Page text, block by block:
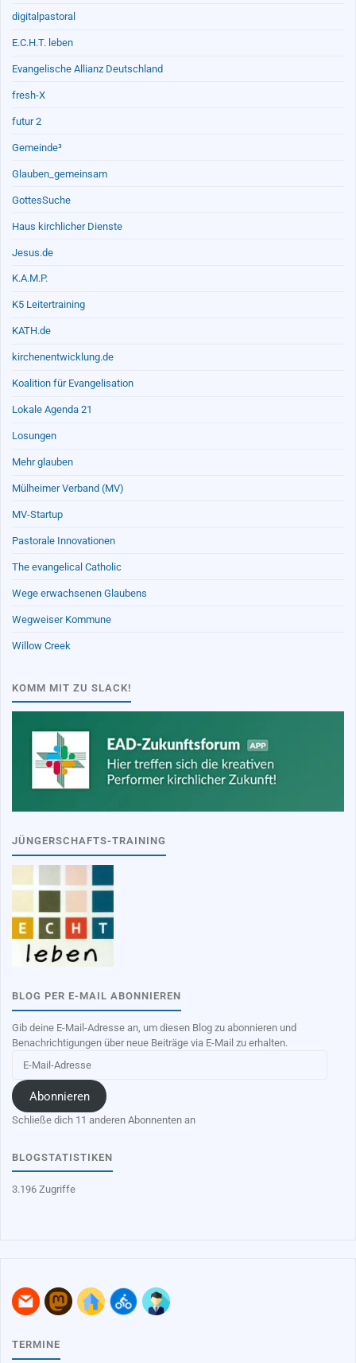
digitalpastoral
E.C.H.T. leben
Evangelische Allianz Deutschland
fresh-X
futur 2
Gemeinde³
Glauben_gemeinsam
GottesSuche
Haus kirchlicher Dienste
Jesus.de
K.A.M.P.
K5 Leitertraining
KATH.de
kirchenentwicklung.de
Koalition für Evangelisation
Lokale Agenda 21
Losungen
Mehr glauben
Mülheimer Verband (MV)
MV-Startup
Pastorale Innovationen
The evangelical Catholic
Wege erwachsenen Glaubens
Wegweiser Kommune
Willow Creek
KOMM MIT ZU SLACK!
JÜNGERSCHAFTS-TRAINING
BLOG PER E-MAIL ABONNIEREN
Gib deine E-Mail-Adresse an, um diesen Blog zu abonnieren und
Benachrichtigungen über neue Beiträge via E-Mail zu erhalten.
Mail-
Adresse
Abonnieren
Schließe dich 11 anderen Abonnenten an
BLOGSTATISTIKEN
3.196 Zugriffe
TERMINE